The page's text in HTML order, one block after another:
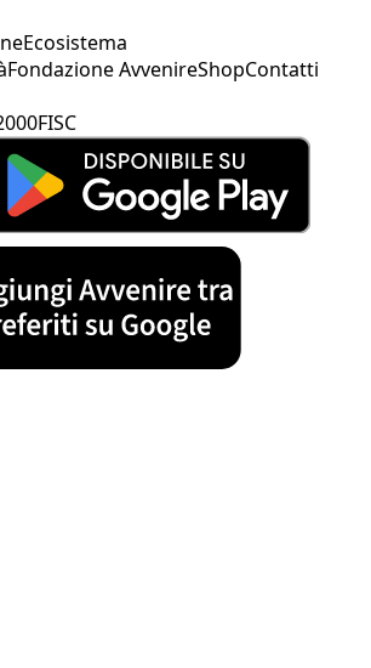
Ecosistema
Fondazione AvvenireShopContatti
FISC